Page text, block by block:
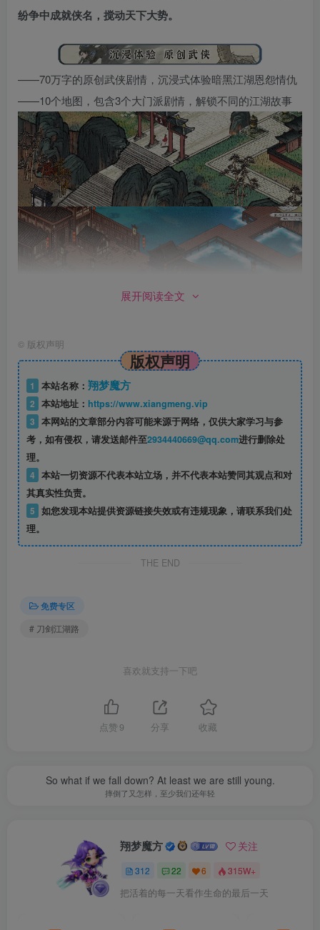
纷争中成就侠名，搅动天下大势。
——70万字的原创武侠剧情，沉浸式体验暗黑江湖恩怨情仇
——10个地图，包含3个大门派剧情，解锁不同的江湖故事
——无等级无职业，十余种兵器，24套武学，12套轻功，17
套内功，搭配三才书，创造百种武学组合，天赋、特质、造
诣，无拘选择
——独特的横版战斗系统，体验拳拳到肉的武学战斗
——结交不同性格的江湖人物，与不同的江湖人士互动，或
馆、运镖、劫狱等等玩法，体验丰富的江湖玩法
如何下载和安装
展开阅读全文
© 版权声明
版权声明
1 本站名称： 翔梦魔方
2 本站地址： https://www.xiangmeng.vip
3 本网站的文章部分内容可能来源于网络，仅供大家学习与参
考，如有侵权，请发送邮件至2934440669@qq.com进行删除处
理。
4 本站一切资源不代表本站立场，并不代表本站赞同其观点和对
其真实性负责。
5 如您发现本站提供资源链接失效或有违规现象，请联系我们处
理。
THE END
免费专区
# 刀剑江湖路
喜欢就支持一下吧
点赞 9 分享 收藏
So what if we fall down? At least we are still young.
摔倒了又怎样，至少我们还年轻
翔梦魔方 关注
312 22 6 315W+
把活着的每一天看作生命的最后一天